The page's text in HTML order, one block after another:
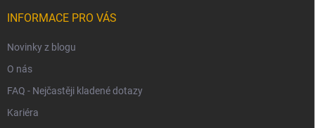
INFORMACE PRO VÁS
Novinky z blogu
O nás
FAQ - Nejčastěji kladené dotazy
Kariéra